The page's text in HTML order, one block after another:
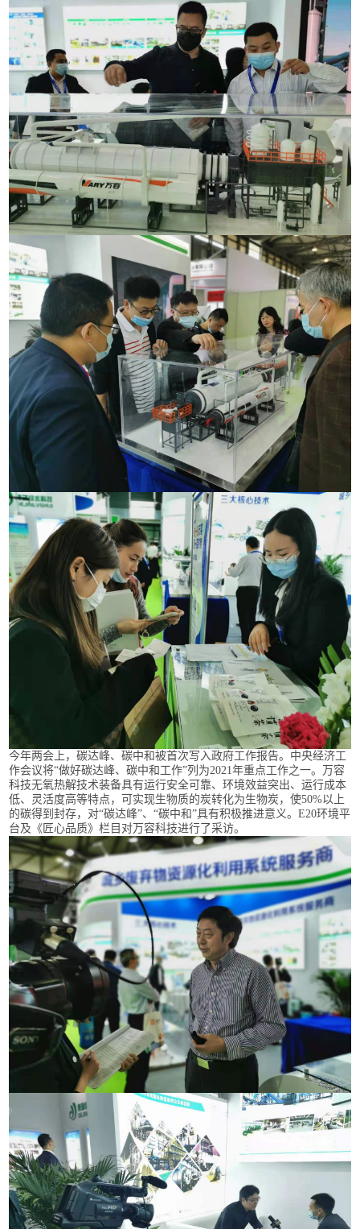
今年两会上，碳达峰、碳中和被首次写入政府工作报告。中央经济工
作会议将“做好碳达峰、碳中和工作”列为2021年重点工作之一。万容
科技无氧热解技术装备具有运行安全可靠、环境效益突出、运行成本
低、灵活度高等特点，可实现生物质的炭转化为生物炭，使50%以上
的碳得到封存，对“碳达峰”、“碳中和”具有积极推进意义。E20环境平
台及《匠心品质》栏目对万容科技进行了采访。